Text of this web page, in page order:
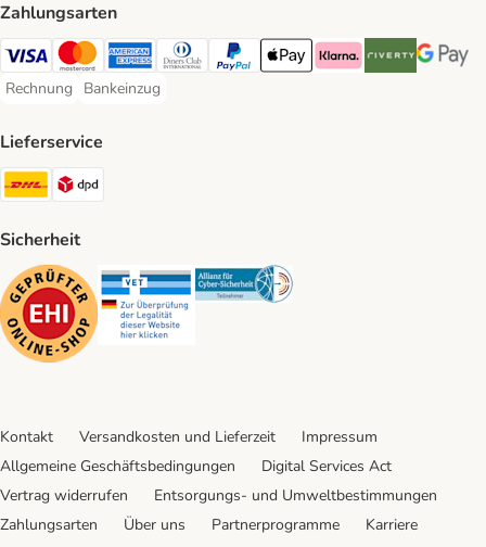
Zahlungsarten
Visa Payment Method
Mastercard Payment Method
American Express Payment Method
Diners Club Payment Method
PayPal Payment Method
Apple Pay Payment Method
Klarna Payment Method
Riverty Payment
Google
Rechnung
Rechnung Payment Method
Bankeinzug
Bankeinzug Payment Method
Lieferservice
DHL Shipping Method
Sicherheit
Security Security Security
Kontakt Versandkosten und Lieferzeit
Impressum
Allgemeine Geschäftsbedingungen
Digital Services Act
Vertrag widerrufen
Entsorgungs- und Umweltbestimmungen
Zahlungsarten
Über uns Partnerprogramme
Karriere